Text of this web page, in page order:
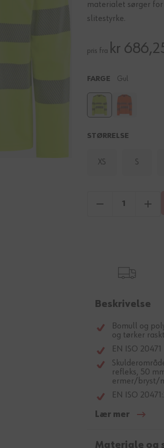
materialet sørger
slitestyrke.
pris fra kr
FARGE Gul
STØRRELSE
XS S
Beskrivelse
Bomull og
og tørker raskt
EN ISO 20471
refleks, 50
ermer/bryst/
EN ISO
Lær mer
Materiale og